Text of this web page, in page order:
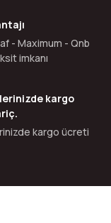
- Maximum - Qnb
imkanı
kargo
kargo ücreti